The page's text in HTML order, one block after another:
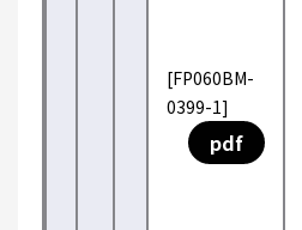
[FP060BM-
0399-1]
pdf